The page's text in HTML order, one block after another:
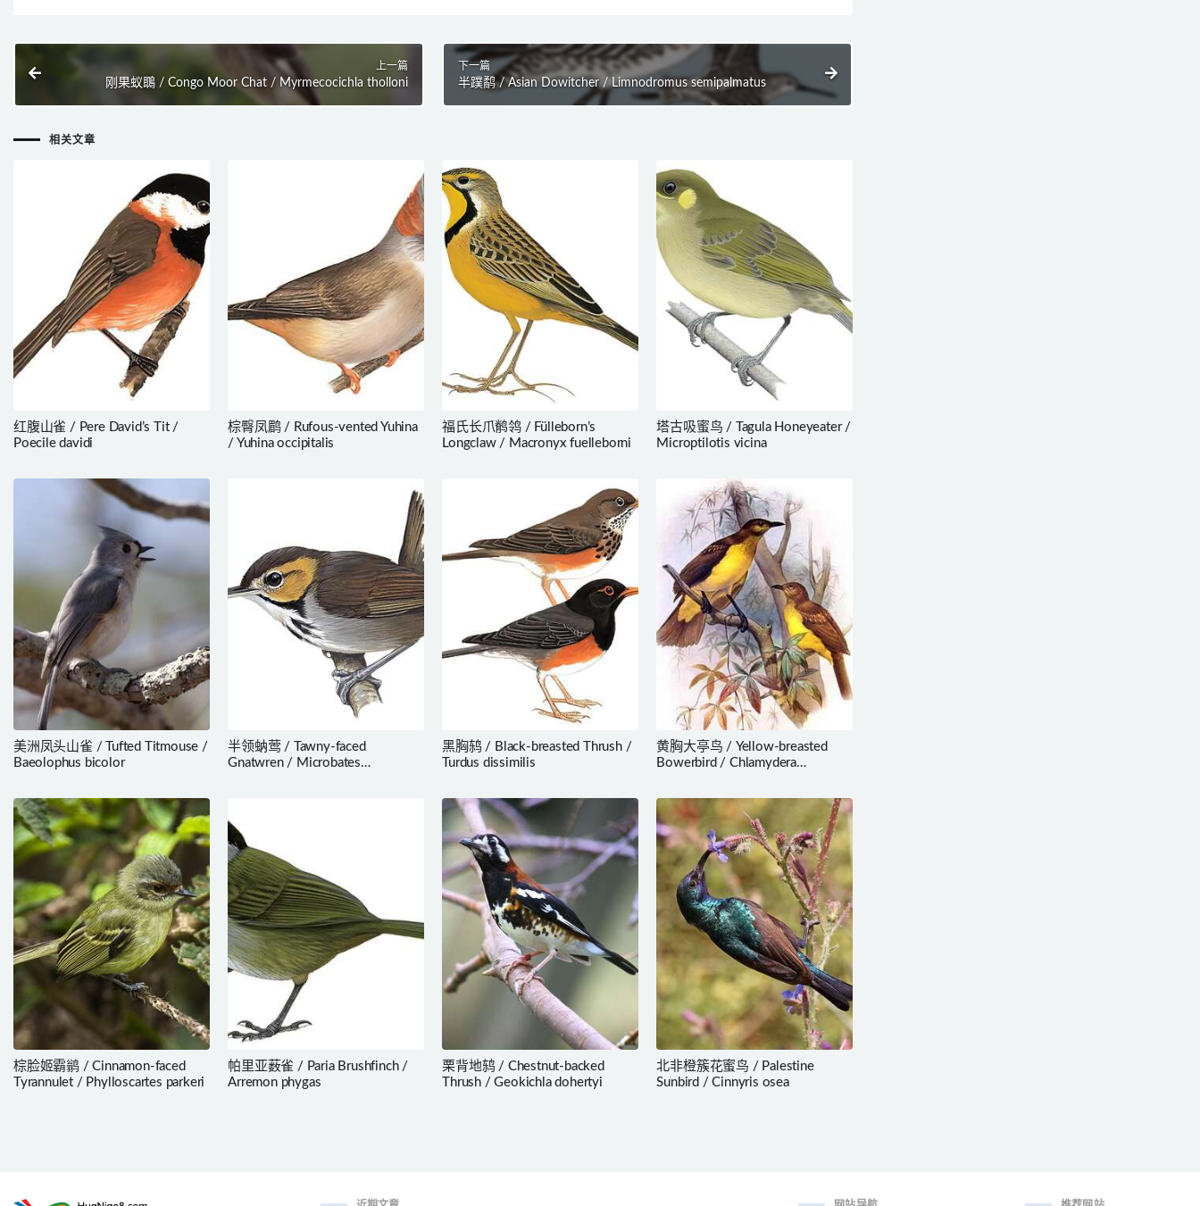
上一篇
刚果蚁䳭 / Congo Moor Chat / Myrmecocichla tholloni
下一篇
半蹼鹬 / Asian Dowitcher / Limnodromus semipalmatus
相关文章
红腹山雀 / Pere David’s Tit /
Poecile davidi
棕臀凤鹛 / Rufous-vented Yuhina
/ Yuhina occipitalis
福氏长爪鹡鸰 / Fülleborn’s
Longclaw / Macronyx fuelleborni
塔古吸蜜鸟 / Tagula Honeyeater /
Microptilotis vicina
美洲凤头山雀 / Tufted Titmouse /
Baeolophus bicolor
半领蚋莺 / Tawny-faced
Gnatwren / Microbates
黑胸鸫 / Black-breasted Thrush /
Turdus dissimilis
黄胸大亭鸟 / Yellow-breasted
Bowerbird / Chlamydera
棕脸姬霸鹟 / Cinnamon-faced
Tyrannulet / Phylloscartes parkeri
帕里亚薮雀 / Paria Brushfinch /
Arremon phygas
栗背地鸫 / Chestnut-backed
Thrush / Geokichla dohertyi
北非橙簇花蜜鸟 / Palestine
Sunbird / Cinnyris osea